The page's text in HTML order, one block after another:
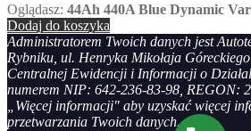
Oglądasz: 44Ah 440A Blue Dynamic
Dodaj do koszyka
Administratorem Twoich danych jest
Rybniku, ul. Henryka Mikołaja
Centralnej Ewidencji i Informacji o
numerem NIP: 642-236-83-98, REGON:
„Więcej informacji" aby uzyskać więcej
przetwarzania Twoich danych.